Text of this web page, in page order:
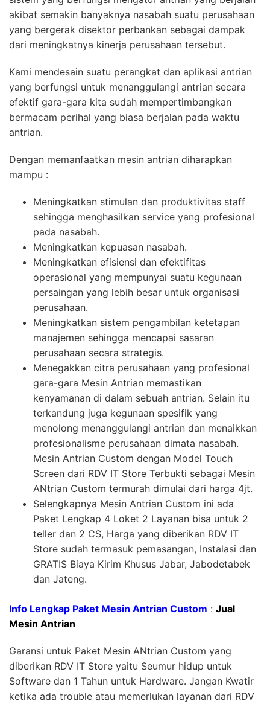
akibat semakin banyaknya nasabah suatu perusahaan
yang bergerak disektor perbankan sebagai dampak
dari meningkatnya kinerja perusahaan tersebut.
Kami mendesain suatu perangkat dan aplikasi antrian
yang berfungsi untuk menanggulangi antrian secara
efektif gara-gara kita sudah mempertimbangkan
bermacam perihal yang biasa berjalan pada waktu
antrian.
Dengan memanfaatkan mesin antrian diharapkan
mampu :
Meningkatkan stimulan dan produktivitas staff
sehingga menghasilkan service yang profesional
pada nasabah.
Meningkatkan kepuasan nasabah.
Meningkatkan efisiensi dan efektifitas
operasional yang mempunyai suatu kegunaan
persaingan yang lebih besar untuk organisasi
perusahaan.
Meningkatkan sistem pengambilan ketetapan
manajemen sehingga mencapai sasaran
perusahaan secara strategis.
Menegakkan citra perusahaan yang profesional
gara-gara Mesin Antrian memastikan
kenyamanan di dalam sebuah antrian. Selain itu
terkandung juga kegunaan spesifik yang
menolong menanggulangi antrian dan menaikkan
profesionalisme perusahaan dimata nasabah.
Mesin Antrian Custom dengan Model Touch
Screen dari RDV IT Store Terbukti sebagai Mesin
ANtrian Custom termurah dimulai dari harga 4jt.
Selengkapnya Mesin Antrian Custom ini ada
Paket Lengkap 4 Loket 2 Layanan bisa untuk 2
teller dan 2 CS, Harga yang diberikan RDV IT
Store sudah termasuk pemasangan, Instalasi dan
GRATIS Biaya Kirim Khusus Jabar, Jabodetabek
dan Jateng.
Info Lengkap Paket Mesin Antrian Custom : Jual
Mesin Antrian
Garansi untuk Paket Mesin ANtrian Custom yang
diberikan RDV IT Store yaitu Seumur hidup untuk
Software dan 1 Tahun untuk Hardware. Jangan Kwatir
ketika ada trouble atau memerlukan layanan dari RDV